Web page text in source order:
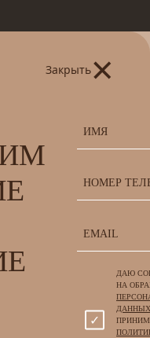
Закрыть×
ДАЮ
НА
ДАННЫХ